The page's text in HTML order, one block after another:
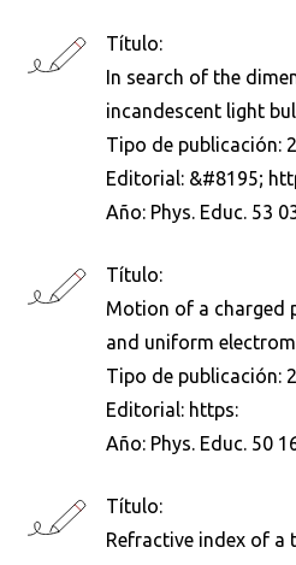
Título:
In search of the
incandescent light
Tipo de publicación:
Editorial: &#8195;
Año: Phys. Educ. 53
Título:
Motion of a charged
and uniform
Tipo de publicación:
Editorial: https:
Año: Phys. Educ. 50
Título:
Refractive index of a